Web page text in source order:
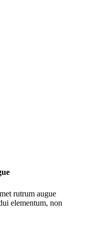
rutrum augue
elementum, non